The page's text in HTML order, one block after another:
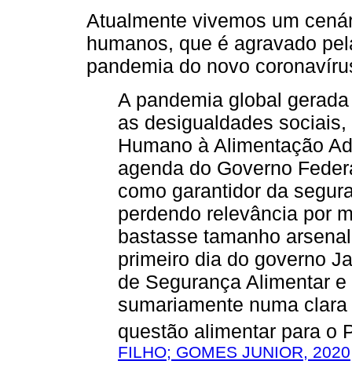
Atualmente vivemos um
humanos, que é agravado
pandemia do novo
A pandemia global
as desigualdades
Humano à Alimentação
agenda do Governo
como garantidor da
perdendo relevância por
bastasse tamanho
primeiro dia do governo
de Segurança Alimentar
sumariamente numa
questão alimentar para o
FILHO; GOMES JUNIOR, 2020